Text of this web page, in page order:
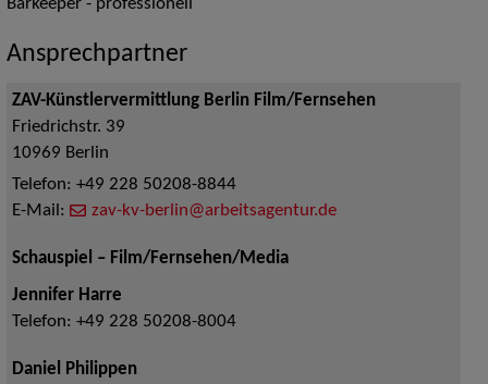
Barkeeper - professionell
Ansprechpartner
ZAV-Künstlervermittlung Berlin Film/Fernsehen
Friedrichstr. 39
10969 Berlin
Telefon: +49 228 50208-8844
E-Mail:
zav-kv-berlin@arbeitsagentur.de
Schauspiel – Film/Fernsehen/Media
Jennifer Harre
Telefon: +49 228 50208-8004
Daniel Philippen